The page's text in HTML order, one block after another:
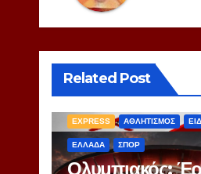
Related Post
EXPRESS ΑΘΛΗΤΙΣΜΟΣ
ΕΛΛΑΔΑ ΣΠΟΡ
Ολυμπιακός: